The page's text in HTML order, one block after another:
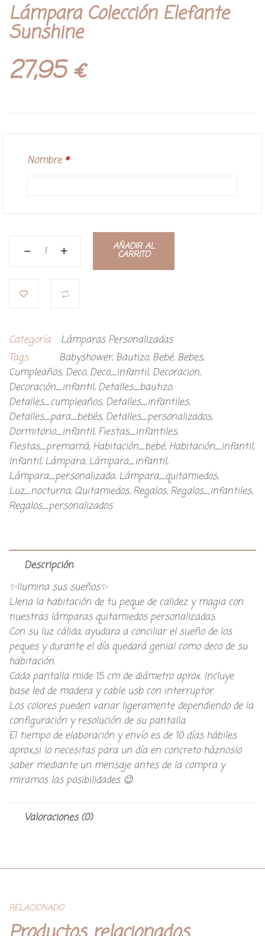
Lámpara Colección Elefante
Sunshine
27,95€
Nombre *
AÑADIR AL
CARRITO
Categoría:
Lámparas Personalizadas
Tags:
Babyshower, Bautizo, Bebé, Bebes,
Cumpleaños, Deco, Deco_infantil, Decoracion,
Decoración_infantil, Detalles_bautizo,
Detalles_cumpleaños, Detalles_infantiles,
Detalles_para_bebés, Detalles_personalizados,
Dormitorio_infantil, Fiestas_infantiles,
Fiestas_premamá, Habitación_bebé, Habitación_infantil,
Infantil, Lámpara, Lámpara_infantil,
Lámpara_personalizada, Lámpara_quitamiedos,
Luz_nocturna, Quitamiedos, Regalos, Regalos_infantiles,
Regalos_personalizados
Descripción
✨Ilumina sus sueños✨
Llena la habitación de tu peque de calidez y magia con
nuestras lámparas quitamiedos personalizadas.
Con su luz cálida, ayudara a conciliar el sueño de los
peques y durante el día quedará genial como deco de su
habitación.
Cada pantalla mide 15 cm de diámetro aprox. Incluye
base led de madera y cable usb con interruptor.
Los colores pueden variar ligeramente dependiendo de la
configuración y resolución de su pantalla.
El tiempo de elaboración y envío es de 10 días hábiles
aprox,si lo necesitas para un día en concreto háznoslo
saber mediante un mensaje antes de la compra y
miramos las posibilidades 😉
Valoraciones (0)
RELACIONADO